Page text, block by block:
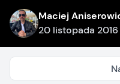
Maciej
20 listopada 2016